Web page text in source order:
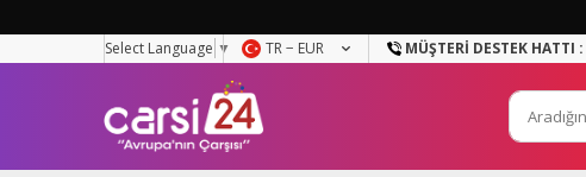
Select Language ▼ TR − EUR MÜŞTERI DESTEK HATTI :